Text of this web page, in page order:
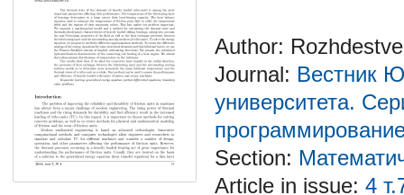
Author:
Journal: Вестник
университета.
Section:
Article in issue: 4